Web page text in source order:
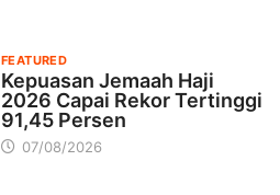
FEATURED
Kepuasan Jemaah Haji
2026 Capai Rekor Tertinggi
91,45 Persen
07/08/2026